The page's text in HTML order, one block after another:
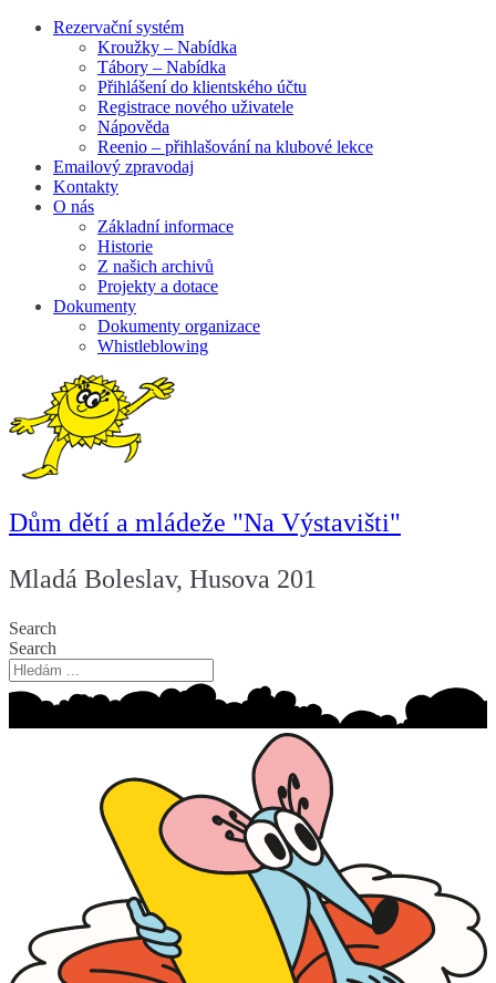
Rezervační systém
Kroužky – Nabídka
Tábory – Nabídka
Přihlášení do klientského účtu
Registrace nového uživatele
Nápověda
Reenio – přihlašování na klubové lekce
Emailový zpravodaj
Kontakty
O nás
Základní informace
Historie
Z našich archivů
Projekty a dotace
Dokumenty
Dokumenty organizace
Whistleblowing
Dům dětí a mládeže "Na Výstavišti"
Mladá Boleslav, Husova 201
Search
Search